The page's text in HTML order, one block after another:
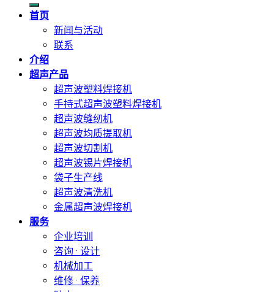
首页
新闻与活动
联系
介绍
超声产品
超声波塑料焊接机
手持式超声波塑料焊接机
超声波缝纫机
超声波均质提取机
超声波切割机
超声波锡片焊接机
袋子生产线
超声波清洗机
金属超声波焊接机
服务
企业培训
咨询 · 设计
机械加工
维修 · 保养